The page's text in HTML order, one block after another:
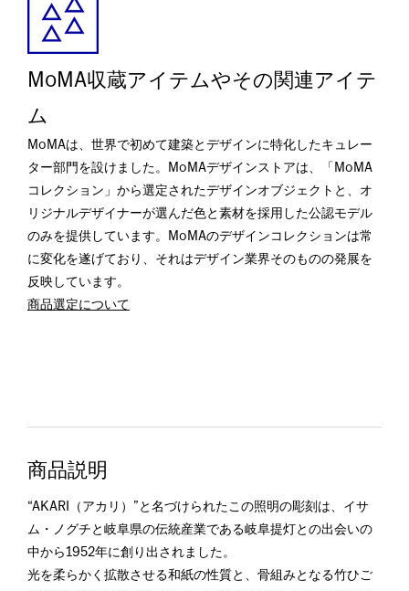
MoMA収蔵アイテムやその関連アイテ
ム
MoMAは、世界で初めて建築とデザインに特化したキュレー
ター部門を設けました。MoMAデザインストアは、「MoMA
コレクション」から選定されたデザインオブジェクトと、オ
リジナルデザイナーが選んだ色と素材を採用した公認モデル
のみを提供しています。MoMAのデザインコレクションは常
に変化を遂げており、それはデザイン業界そのものの発展を
反映しています。
商品選定について
商品説明
“AKARI（アカリ）”と名づけられたこの照明の彫刻は、イサ
ム・ノグチと岐阜県の伝統産業である岐阜提灯との出会いの
中から1952年に創り出されました。
光を柔らかく拡散させる和紙の性質と、骨組みとなる竹ひご